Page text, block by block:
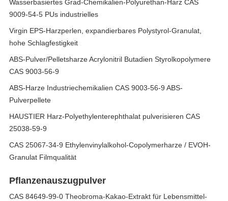
Wasserbasiertes Grad-Chemikalien-Polyurethan-Harz CAS
9009-54-5 PUs industrielles
Virgin EPS-Harzperlen, expandierbares Polystyrol-Granulat,
hohe Schlagfestigkeit
ABS-Pulver/Pelletsharze Acrylonitril Butadien Styrolkopolymere
CAS 9003-56-9
ABS-Harze Industriechemikalien CAS 9003-56-9 ABS-
Pulverpellete
HAUSTIER Harz-Polyethylenterephthalat pulverisieren CAS
25038-59-9
CAS 25067-34-9 Ethylenvinylalkohol-Copolymerharze / EVOH-
Granulat Filmqualität
Pflanzenauszugpulver
CAS 84649-99-0 Theobroma-Kakao-Extrakt für Lebensmittel-